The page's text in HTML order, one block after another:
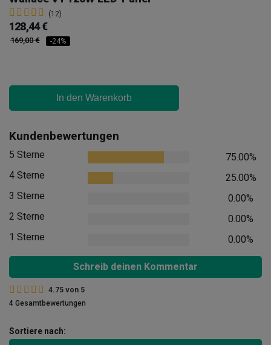
(12)
128,44 €
169,00 € -24%
In den Warenkorb
Kundenbewertungen
5 Sterne
75.00%
4 Sterne
25.00%
3 Sterne
0.00%
2 Sterne
0.00%
1 Sterne
0.00%
Schreib deinen Kommentar
4.75 von 5
4 Gesamtbewertungen
Sortiere nach: